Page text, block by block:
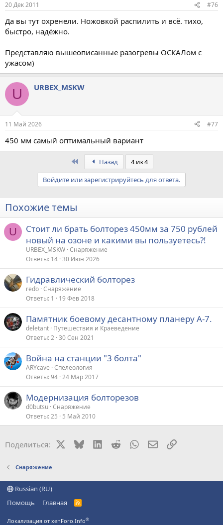
20 Дек 2011 #76
Да вы тут охренели. Ножовкой распилить и всё. тихо,
быстро, надёжно.
Представляю вышеописанные разогревы ОСКАЛом с
ужасом)
U URBEX_MSKW
11 Май 2026 #77
450 мм самый оптимальный вариант
Назад
4 из 4
Войдите или зарегистрируйтесь для ответа.
Похожие темы
U
Стоит ли брать болторез 450мм за 750 рублей
новый на озоне и какими вы пользуетесь?!
URBEX_MSKW Снаряжение
Ответы 14 30 Июн 2026
Гидравлический болторез
redo Снаряжение
Ответы 1 19 Фев 2018
Памятник боевому десантному планеру А-7.
deletant Путешествия и Краеведение
Ответы 2 30 Сен 2021
Война на станции "3 болта"
ARYсave Спелеология
Ответы 94 24 Мар 2017
Модернизация болторезов
d0butsu Снаряжение
Ответы 25 5 Май 2010
Поделиться: BlueskyLinkedIn
RedditWhatsAppЭлектронная
Ссылка
Снаряжение
Russian (RU)
Помощь
Главная
R
Локализация от xenForo.Info®